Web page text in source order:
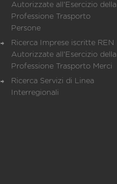
Autorizzate all'Esercizio della
Professione Trasporto
Persone
Ricerca Imprese iscritte REN
Autorizzate all'Esercizio della
Professione Trasporto Merci
Ricerca Servizi di Linea
Interregionali